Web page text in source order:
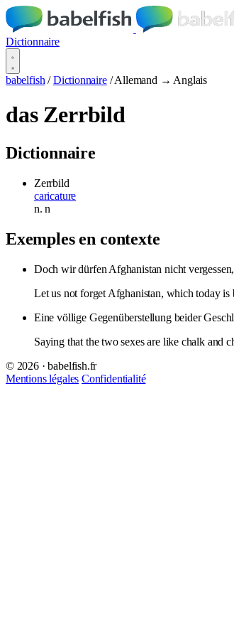
Dictionnaire
babelfish / Dictionnaire / Allemand → Anglais
das Zerrbild
Dictionnaire
Zerrbild
caricature
n.n
Exemples en contexte
Doch wir dürfen Afghanistan nicht
Let us not forget Afghanistan, which today
Eine völlige Gegenüberstellung beider
Saying that the two sexes are like chalk and
© 2026 · babelfish.fr
Mentions légales Confidentialité